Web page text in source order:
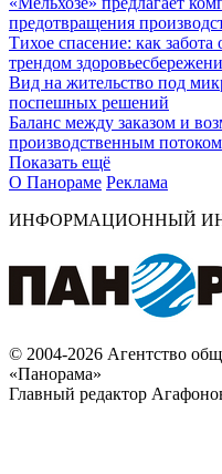
предотвращения
Тихое спасение: как
трендом
Вид на жительство под
поспешных решений
Баланс между заказом и
производственным потоком
Показать ещё
О Панораме Реклама
ИНФОРМАЦИОННЫЙ
© 2004-2026 Агентство
«Панорама»
Главный редактор